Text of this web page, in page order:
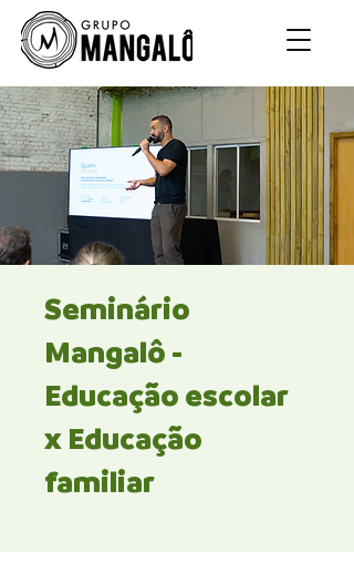
Seminário
Mangalô -
Educação escolar
x Educação
familiar